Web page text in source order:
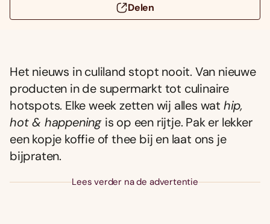
Delen
Het nieuws in culiland stopt nooit. Van nieuwe
producten in de supermarkt tot culinaire
hotspots. Elke week zetten wij alles wat hip,
hot & happening is op een rijtje. Pak er lekker
een kopje koffie of thee bij en laat ons je
bijpraten.
Lees verder na de advertentie